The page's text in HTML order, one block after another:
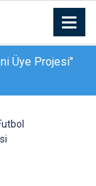
150 metrelik